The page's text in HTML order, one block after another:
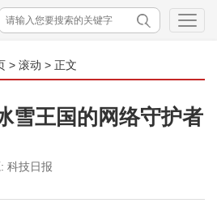
> 滚动 > 正文
雪王国的网络守护者
科技日报